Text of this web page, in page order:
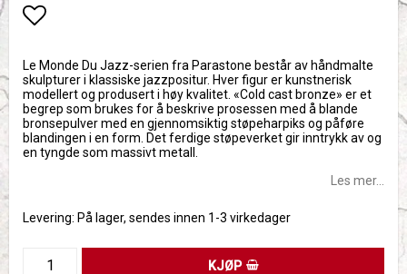
Le Monde Du Jazz-serien fra Parastone består av håndmalte
skulpturer i klassiske jazzpositur. Hver figur er kunstnerisk
modellert og produsert i høy kvalitet. «Cold cast bronze» er et
begrep som brukes for å beskrive prosessen med å blande
bronsepulver med en gjennomsiktig støpeharpiks og påføre
blandingen i en form. Det ferdige støpeverket gir inntrykk av og
en tyngde som massivt metall.
Les mer...
Levering: På lager, sendes innen 1-3 virkedager
KJØP